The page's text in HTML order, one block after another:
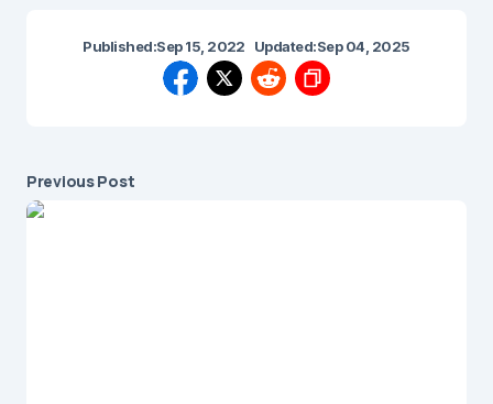
Published:Sep 15, 2022 Updated:Sep 04, 2025
Previous Post